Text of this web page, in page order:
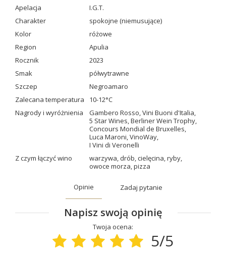
Apelacja
I.G.T.
Charakter
spokojne (niemusujące)
Kolor
różowe
Region
Apulia
Rocznik
2023
Smak
półwytrawne
Szczep
Negroamaro
Zalecana temperatura
10-12°C
Nagrody i wyróżnienia
Gambero Rosso,Vini Buoni d'Italia,
5 Star Wines,Berliner Wein Trophy,
Concours Mondial de Bruxelles,
Luca Maroni,VinoWay,
I Vini di Veronelli
Z czym łączyć wino
warzywa, drób,cielęcina,ryby,
owoce morza,pizza
Opinie Zadaj pytanie
Napisz swoją opinię
Twoja ocena:
5/5